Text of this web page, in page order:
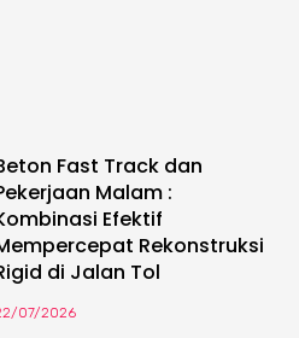
Fast Track dan
Malam :
Efektif
Rekonstruksi
di Jalan Tol
07/2026